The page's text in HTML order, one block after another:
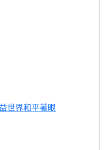
世界和平著眼